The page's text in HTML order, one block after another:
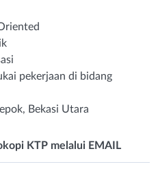
pekerjaan di bidang
Bekasi Utara
KTP melalui EMAIL